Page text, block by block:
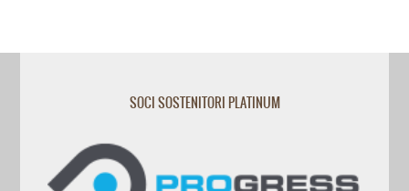
SOCI SOSTENITORI PLATINUM